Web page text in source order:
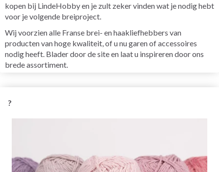
kopen bij LindeHobby en je zult zeker vinden wat je nodig hebt
voor je volgende breiproject.
Wij voorzien alle Franse brei- en haakliefhebbers van
producten van hoge kwaliteit, of u nu garen of accessoires
nodig heeft. Blader door de site en laat u inspireren door ons
brede assortiment.
?